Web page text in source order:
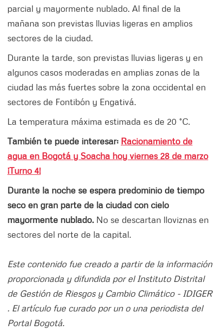
parcial y mayormente nublado. Al final de la
mañana son previstas lluvias ligeras en amplios
sectores de la ciudad.
Durante la tarde, son previstas lluvias ligeras y en
algunos casos moderadas en amplias zonas de la
ciudad las más fuertes sobre la zona occidental en
sectores de Fontibón y Engativá.
La temperatura máxima estimada es de 20 °C.
También te puede interesar: Racionamiento de
agua en Bogotá y Soacha hoy viernes 28 de marzo
¡Turno 4!
Durante la noche se espera predominio de tiempo
seco en gran parte de la ciudad con cielo
mayormente nublado. No se descartan lloviznas en
sectores del norte de la capital.
Este contenido fue creado a partir de la información
proporcionada y difundida por el Instituto Distrital
de Gestión de Riesgos y Cambio Climático - IDIGER
. El artículo fue curado por un o una periodista del
Portal Bogotá.